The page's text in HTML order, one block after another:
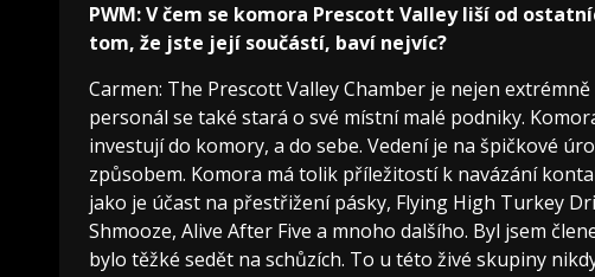
PWM: V čem se komora Prescott Valley liší od
tom, že jste její součástí, baví nejvíc?
Carmen: The Prescott Valley Chamber je nejen
personál se také stará o své místní malé podniky.
investují do komory, a do sebe. Vedení je na špičkové
způsobem. Komora má tolik příležitostí k navázání
jako je účast na přestřižení pásky, Flying High Turkey
Shmooze, Alive After Five a mnoho dalšího. Byl jsem
bylo těžké sedět na schůzích. To u této živé skupiny